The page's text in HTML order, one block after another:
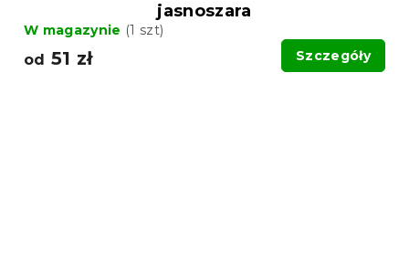
jasnoszara
W magazynie (1 szt)
od 51 zł Szczegóły